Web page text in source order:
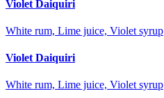
Violet Daiquiri
White rum, Lime juice, Violet syrup
Violet Daiquiri
White rum, Lime juice, Violet syrup